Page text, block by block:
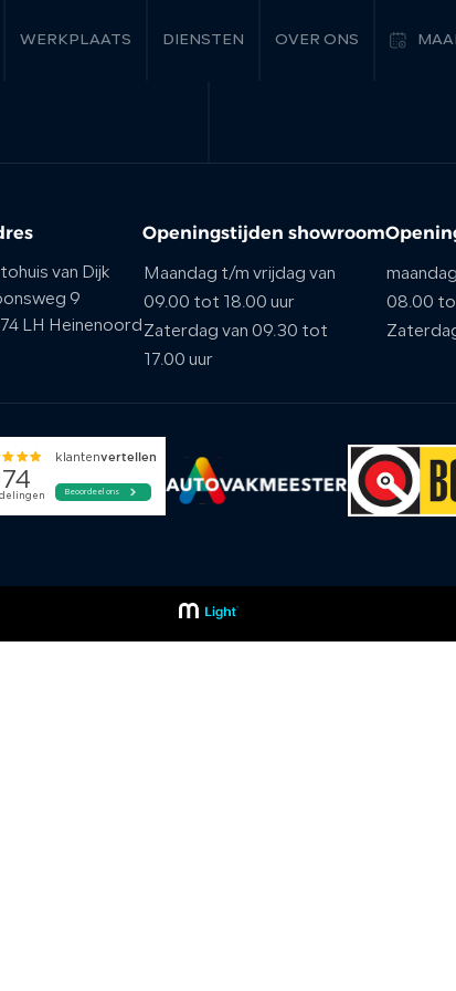
WERKPLAATS DIENSTEN OVER ONS
van Dijk
9
LH Heinenoord
Openingstijden showroom
Maandag t/m vrijdag van
09.00 tot 18.00 uur
Zaterdag van 09.30 tot
17.00 uur
08.00